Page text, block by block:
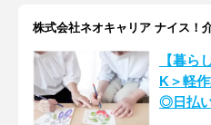
株式会社ネオキャリア ナイス
【暮ら
K＞軽
◎日払